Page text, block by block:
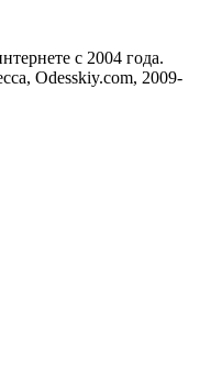
с 2004 года.
Odesskiy.com, 2009-